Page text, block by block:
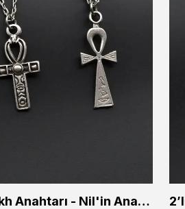
2'li Ankh Anahtarı - Nil'in Anahtarı Erkek Kadın Kolye Seti